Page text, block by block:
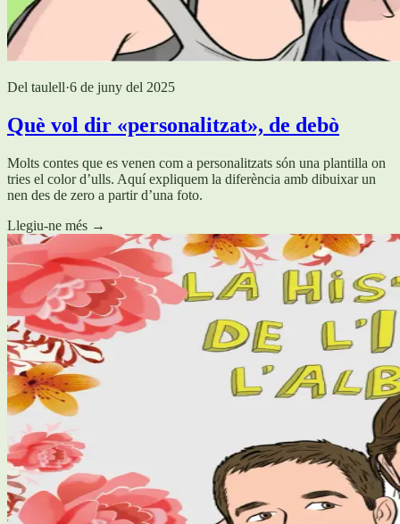
Del taulell·6 de juny del 2025
Què vol dir «personalitzat», de debò
Molts contes que es venen com a personalitzats són una plantilla on
tries el color d’ulls. Aquí expliquem la diferència amb dibuixar un
nen des de zero a partir d’una foto.
Llegiu-ne més →